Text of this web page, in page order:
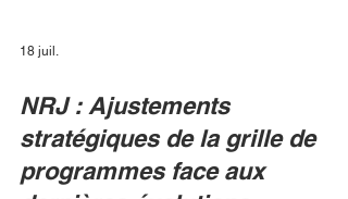
18 juil.
NRJ : Ajustements